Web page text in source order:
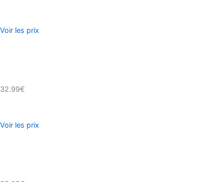
Voir les prix
32.99€
Voir les prix